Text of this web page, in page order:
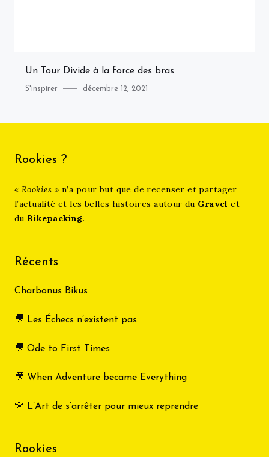
Un Tour Divide à la force des bras
Category
S'inspirer
Posted
décembre 12, 2021
Rookies ?
« Rookies »n’a pour but que de recenser et partager
l’actualité et les belles histoires autour du Gravel et
du Bikepacking.
Récents
Charbonus Bikus
🎥 Les Échecs n’existent pas.
🎥 Ode to First Times
🎥 When Adventure became Everything
💛 L’Art de s’arrêter pour mieux reprendre
Rookies